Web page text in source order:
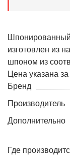
Шпонированный
изготовлен из
шпоном из
Цена указана
Бренд
Производитель
Дополнительно
Где